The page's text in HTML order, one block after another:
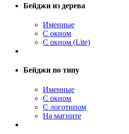
Бейджи из дерева
Именные
С окном
С окном (Lite)
Бейджи по типу
Именные
С окном
С логотипом
На магните